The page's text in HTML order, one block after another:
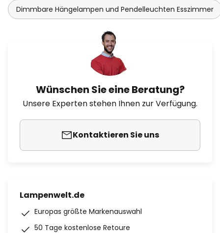
Dimmbare Hängelampen und Pendelleuchten Esszimmer
Wünschen Sie eine Beratung?
Unsere Experten stehen Ihnen zur Verfügung.
Kontaktieren Sie uns
Lampenwelt.de
Europas größte Markenauswahl
50 Tage kostenlose Retoure